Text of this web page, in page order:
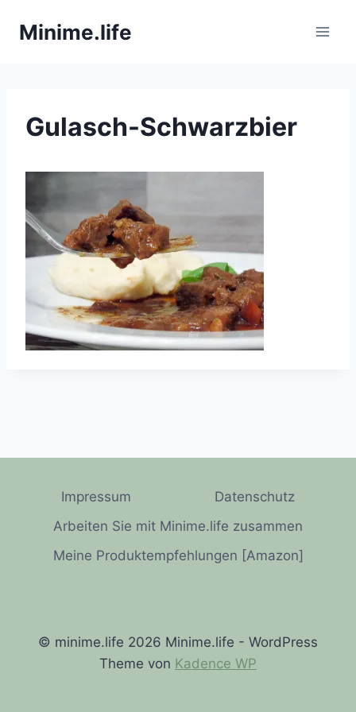
InhaltMinime.life
Gulasch-Schwarzbier
Impressum
Datenschutz
Arbeiten Sie mit Minime.life zusammen
Meine Produktempfehlungen [Amazon]
© minime.life 2026 Minime.life - WordPress
Theme von Kadence WP